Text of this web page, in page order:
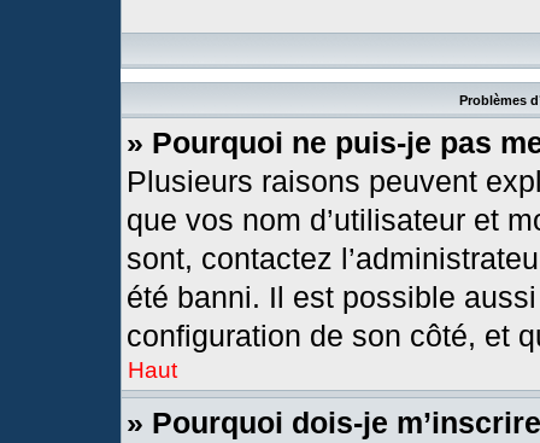
Problèmes
» Pourquoi ne puis-je pas
Plusieurs raisons peuvent
que vos nom d’utilisateur et
sont, contactez
été banni. Il est possible
configuration de son côté, et
Haut
» Pourquoi dois-je